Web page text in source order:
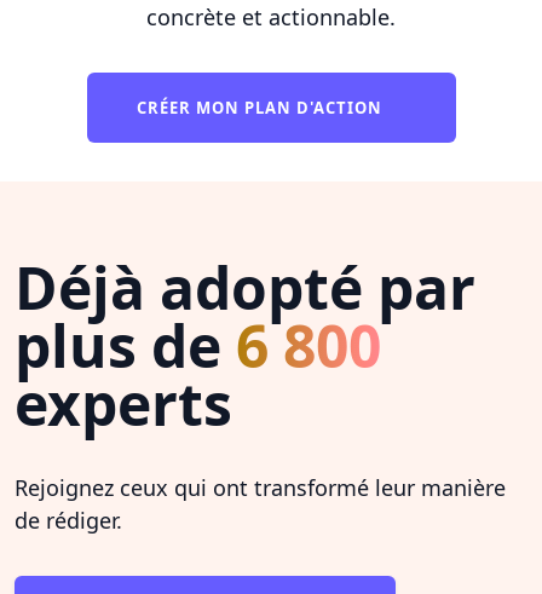
concrète et actionnable.
CRÉER MON PLAN D'ACTION
Déjà adopté par
plus de 6 800
experts
Rejoignez ceux qui ont transformé leur manière
de rédiger.